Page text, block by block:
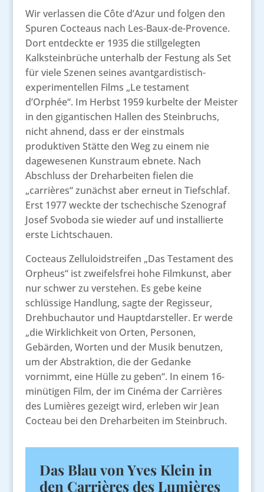
Wir verlassen die Côte d’Azur und folgen den
Spuren Cocteaus nach Les-Baux-de-Provence.
Dort entdeckte er 1935 die stillgelegten
Kalksteinbrüche unterhalb der Festung als Set
für viele Szenen seines avantgardistisch-
experimentellen Films „Le testament
d’Orphée“. Im Herbst 1959 kurbelte der Meister
in den gigantischen Hallen des Steinbruchs,
nicht ahnend, dass er der einstmals
produktiven Stätte den Weg zu einem nie
dagewesenen Kunstraum ebnete. Nach
Abschluss der Dreharbeiten fielen die
„carrières“ zunächst aber erneut in Tiefschlaf.
Erst 1977 weckte der tschechische Szenograf
Josef Svoboda sie wieder auf und installierte
erste Lichtschauen.
Cocteaus Zelluloidstreifen „Das Testament des
Orpheus“ ist zweifelsfrei hohe Filmkunst, aber
nur schwer zu verstehen. Es gebe keine
schlüssige Handlung, sagte der Regisseur,
Drehbuchautor und Hauptdarsteller. Er werde
„die Wirklichkeit von Orten, Personen,
Gebärden, Worten und der Musik benutzen,
um der Abstraktion, die der Gedanke
vornimmt, eine Hülle zu geben“. In einem 16-
minütigen Film, der im Cinéma der Carrières
des Lumières gezeigt wird, erleben wir Jean
Cocteau bei den Dreharbeiten im Steinbruch.
Das Blau von Yves Klein in
den Carrières des Lumières